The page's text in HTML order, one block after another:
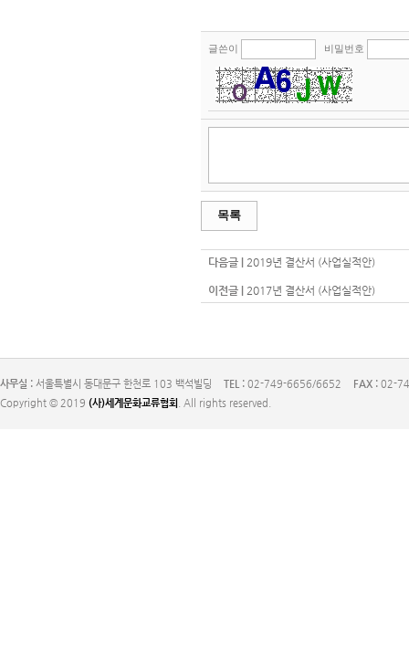
글쓴이 비밀번호
목록
다음글 | 2019년 결산서 (사업실적안)
이전글 | 2017년 결산서 (사업실적안)
사무실 : 서울특별시 동대문구 한천로 103 백석빌딩 TEL : 02-749-6656/6652 FAX : 02-
Copyright © 2019 (사)세계문화교류협회 . All rights reserved.